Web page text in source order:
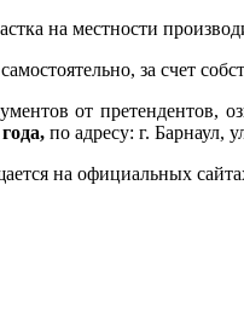
на местности
за счет
от претендентов,
по адресу: г. Барнаул,
на официальных